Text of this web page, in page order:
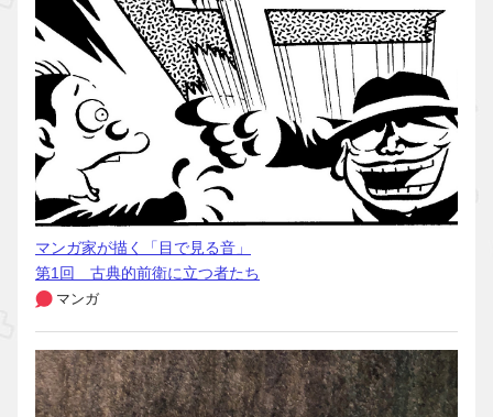
マンガ家が描く「目で見る音」
第1回 古典的前衛に立つ者たち
マンガ